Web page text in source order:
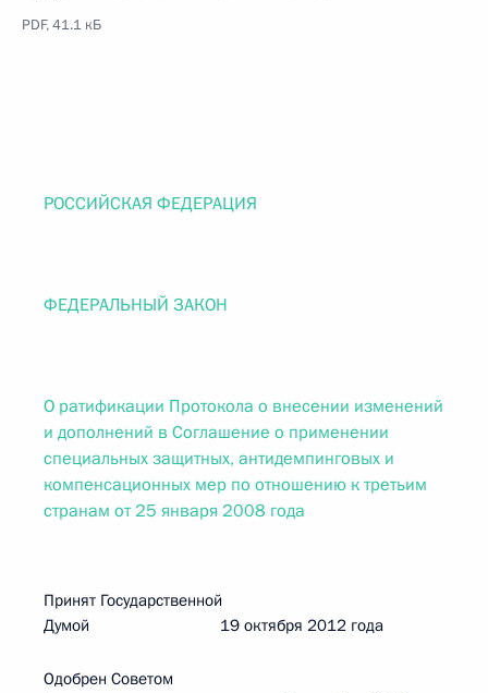
PDF, 41.1 кБ
РОССИЙСКАЯ ФЕДЕРАЦИЯ
ФЕДЕРАЛЬНЫЙ ЗАКОН
О ратификации Протокола о внесении изменений
и дополнений в Соглашение о применении
специальных защитных, антидемпинговых и
компенсационных мер по отношению к третьим
странам от 25 января 2008 года
Принят Государственной
Думой 19 октября 2012 года
Одобрен Советом